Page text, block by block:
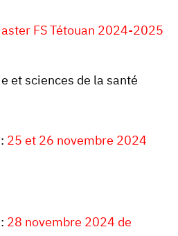
FS Tétouan 2024-2025
et sciences de la santé
25 et 26 novembre 2024
28 novembre 2024 de